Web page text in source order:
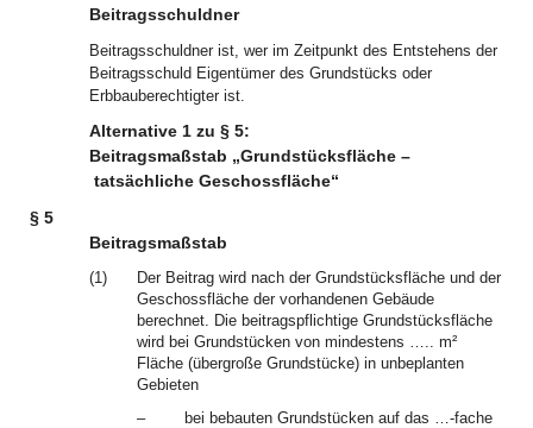
Beitragsschuldner
Beitragsschuldner ist, wer im Zeitpunkt des Entstehens der
Beitragsschuld Eigentümer des Grundstücks oder
Erbbauberechtigter ist.
Alternative 1 zu § 5:
Beitragsmaßstab „Grundstücksfläche –
tatsächliche Geschossfläche“
§ 5
Beitragsmaßstab
(1)
Der Beitrag wird nach der Grundstücksfläche und der
Geschossfläche der vorhandenen Gebäude
berechnet. Die beitragspflichtige Grundstücksfläche
wird bei Grundstücken von mindestens ….. m²
Fläche (übergroße Grundstücke) in unbeplanten
Gebieten
–
bei bebauten Grundstücken auf das …-fache